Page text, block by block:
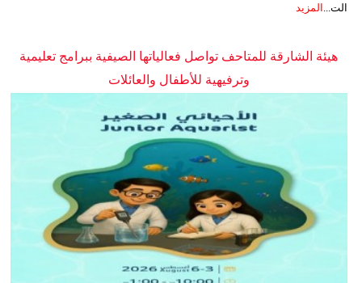
الت...
المزيد
هيئة الشارقة للمتاحف تواصل فعالياتها الصيفية ببرامج تعليمية
وترفيهية للأطفال والعائلات